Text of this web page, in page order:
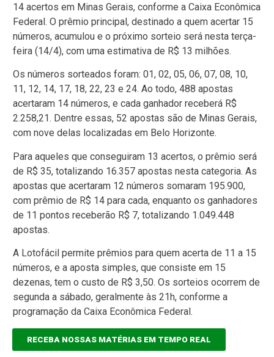
14 acertos em Minas Gerais, conforme a Caixa Econômica
Federal. O prêmio principal, destinado a quem acertar 15
números, acumulou e o próximo sorteio será nesta terça-
feira (14/4), com uma estimativa de R$ 13 milhões.
Os números sorteados foram: 01, 02, 05, 06, 07, 08, 10,
11, 12, 14, 17, 18, 22, 23 e 24. Ao todo, 488 apostas
acertaram 14 números, e cada ganhador receberá R$
2.258,21. Dentre essas, 52 apostas são de Minas Gerais,
com nove delas localizadas em Belo Horizonte.
Para aqueles que conseguiram 13 acertos, o prêmio será
de R$ 35, totalizando 16.357 apostas nesta categoria. As
apostas que acertaram 12 números somaram 195.900,
com prêmio de R$ 14 para cada, enquanto os ganhadores
de 11 pontos receberão R$ 7, totalizando 1.049.448
apostas.
A Lotofácil permite prêmios para quem acerta de 11 a 15
números, e a aposta simples, que consiste em 15
dezenas, tem o custo de R$ 3,50. Os sorteios ocorrem de
segunda a sábado, geralmente às 21h, conforme a
programação da Caixa Econômica Federal.
RECEBA NOSSAS MATÉRIAS EM TEMPO REAL